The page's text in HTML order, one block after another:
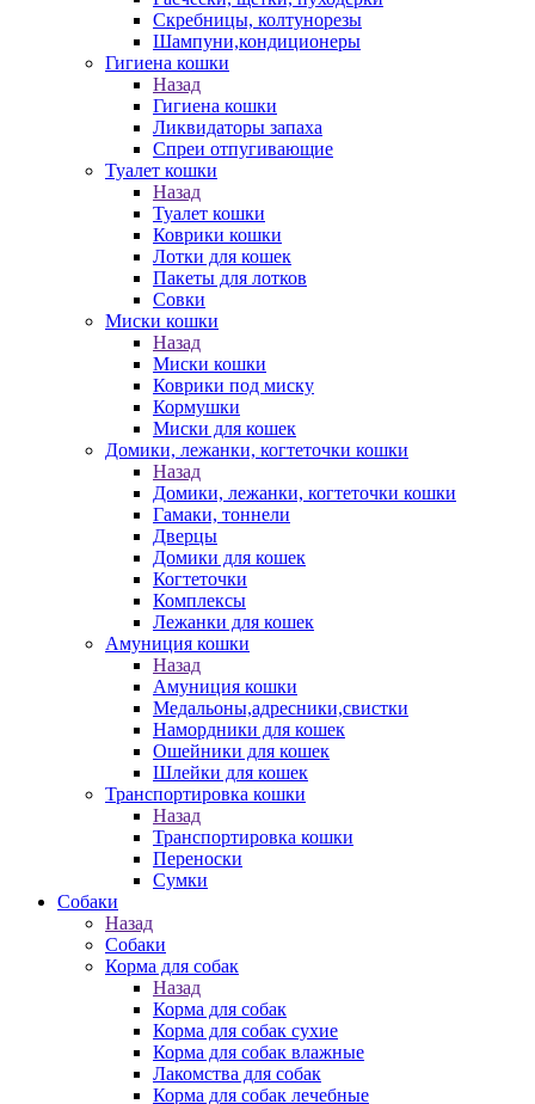
Скребницы, колтунорезы
Шампуни,кондиционеры
Гигиена кошки
Назад
Гигиена кошки
Ликвидаторы запаха
Спреи отпугивающие
Туалет кошки
Назад
Туалет кошки
Коврики кошки
Лотки для кошек
Пакеты для лотков
Совки
Миски кошки
Назад
Миски кошки
Коврики под миску
Кормушки
Миски для кошек
Домики, лежанки, когтеточки кошки
Назад
Домики, лежанки, когтеточки кошки
Гамаки, тоннели
Дверцы
Домики для кошек
Когтеточки
Комплексы
Лежанки для кошек
Амуниция кошки
Назад
Амуниция кошки
Медальоны,адресники,свистки
Намордники для кошек
Ошейники для кошек
Шлейки для кошек
Транспортировка кошки
Назад
Транспортировка кошки
Переноски
Сумки
Собаки
Назад
Собаки
Корма для собак
Назад
Корма для собак
Корма для собак сухие
Корма для собак влажные
Лакомства для собак
Корма для собак лечебные